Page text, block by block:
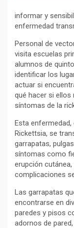
informar y
enfermedad
Personal de
visita escuelas
alumnos de
identificar los
actuar si
qué hacer si
síntomas de la
Esta
Rickettsia, se
garrapatas,
síntomas como
erupción
complicaciones
Las garrapatas
encontrarse en
paredes y pisos
adornos de